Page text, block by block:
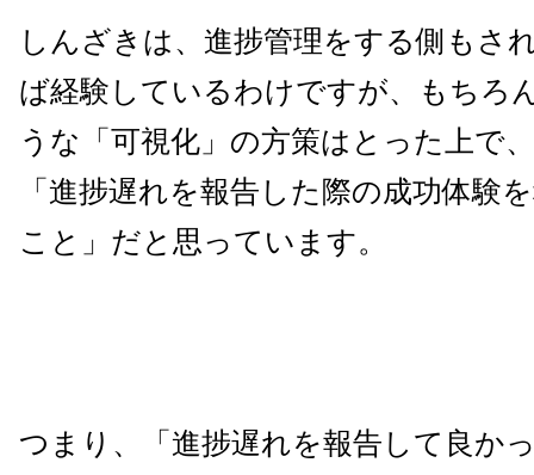
しんざきは、進捗管理をする側もさ
ば経験しているわけですが、もちろ
うな「可視化」の方策はとった上で
「進捗遅れを報告した際の成功体験
こと」だと思っています。
つまり、「進捗遅れを報告して良か